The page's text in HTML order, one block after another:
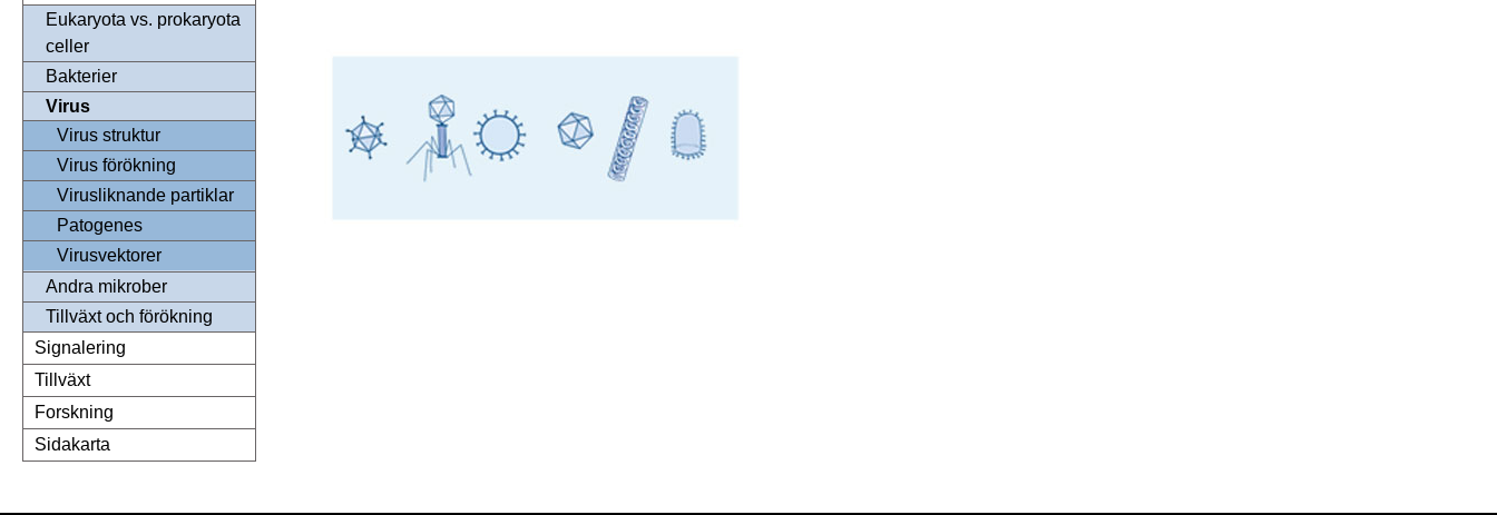
Eukaryota vs. prokaryota
celler
Bakterier
Virus
Virus struktur
Virus förökning
Virusliknande partiklar
Patogenes
Virusvektorer
Andra mikrober
Tillväxt och förökning
Signalering
Tillväxt
Forskning
Sidakarta